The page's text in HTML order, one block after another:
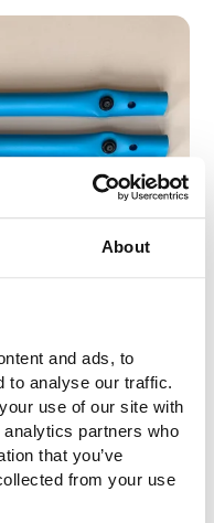
About
and ads, to
to analyse our traffic.
use of our site with
partners who
that you’ve
from your use
und
Produkte anbieten zu
haben wir alle
simuliert. Wir haben
Produkt zu